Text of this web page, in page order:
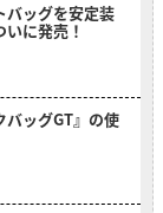
バッグを安定装
に発売！
バッグGT』の使